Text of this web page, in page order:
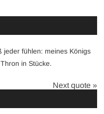
jeder fühlen: meines Königs
in Stücke.
Next quote »